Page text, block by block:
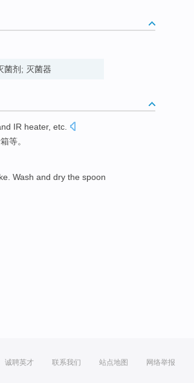
菌剂; 灭菌器
IR heater, etc
等。
Wash and dry the spoon
诚聘英才 联系我们 站点地图 网络举报